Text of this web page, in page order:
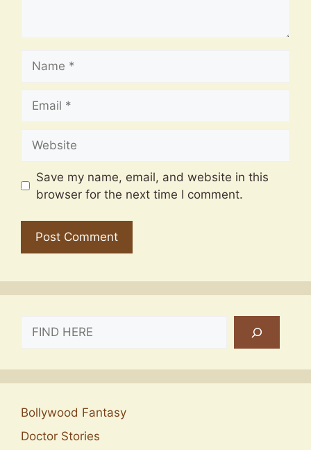
Save my name, email, and website in this
browser for the next time I comment.
SEARCH
Bollywood Fantasy
Doctor Stories